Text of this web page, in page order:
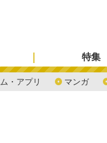
・アプリ マンガ
特集